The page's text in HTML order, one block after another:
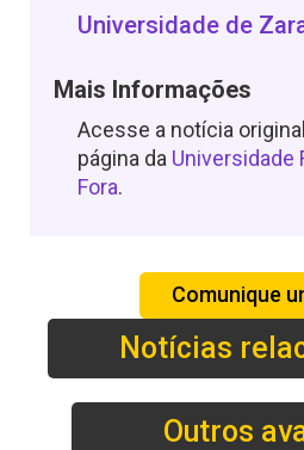
Universidade de
Mais Informações
Acesse a notícia
página da Universidade
Fora.
Comunique
Notícias
Outros